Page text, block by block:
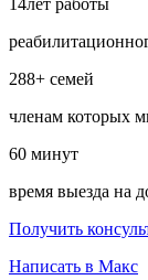
288+ семей
членам которых
60 минут
время выезда на
Получить
Написать в Макс